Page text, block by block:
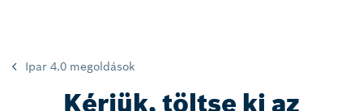
Ipar 4.0 megoldások
Kérjük, töltse ki az